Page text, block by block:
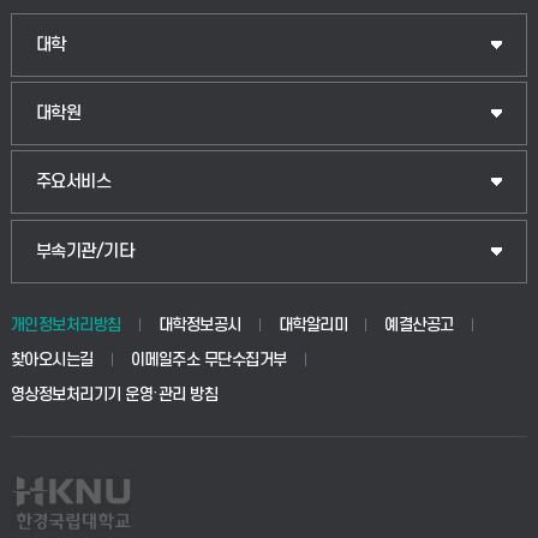
대학
인문융합공공인재학부
법경영학부
웰니스산업융합학부
생명공학부
사회안전시스템공학부
대학원
일반대학원
산업대학원
공공정책대학원
교육대학원
주요서비스
입학안내
웹메일
학사시스템(전문학사 및 전공심화)
사이버캠퍼스(전문학사 및 전공심화)
부속기관/기타
중앙도서관
학생생활관(안성)
산학협력단
개인정보처리방침 대학정보공시 대학알리미
예결산공고
찾아오시는길
이메일주소 무단수집거부
영상정보처리기기 운영·관리 방침